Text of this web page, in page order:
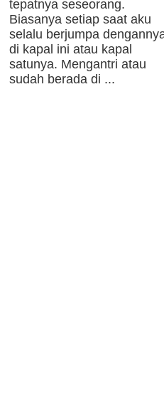
tepatnya seseorang.
Biasanya setiap saat aku
selalu berjumpa
di kapal ini atau kapal
satunya. Mengantri atau
sudah berada di ...